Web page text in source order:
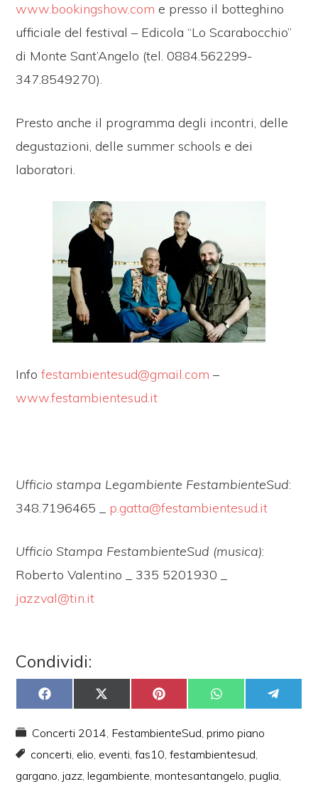
www.bookingshow.com e presso il botteghino
ufficiale del festival – Edicola “Lo Scarabocchio”
di Monte Sant’Angelo (tel. 0884.562299-
347.8549270).
Presto anche il programma degli incontri, delle
degustazioni, delle summer schools e dei
laboratori.
Infofestambientesud@gmail.com –
www.festambientesud.it
Ufficio stampa Legambiente FestambienteSud:
348.7196465 _ p.gatta@festambientesud.it
Ufficio Stampa FestambienteSud (musica):
Roberto Valentino _ 335 5201930 _
jazzval@tin.it
Condividi:
SHARE
ON
SHARE
ON
(TWITTER)
SHARE
ON
SHARE
ON
SHARE
ON
Concerti 2014, FestambienteSud,primo piano
concerti, elio, eventi,fas10,festambientesud,
gargano,jazz,legambiente,montesantangelo,puglia,